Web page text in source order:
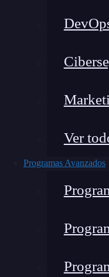
Ver
Programas Avanzados